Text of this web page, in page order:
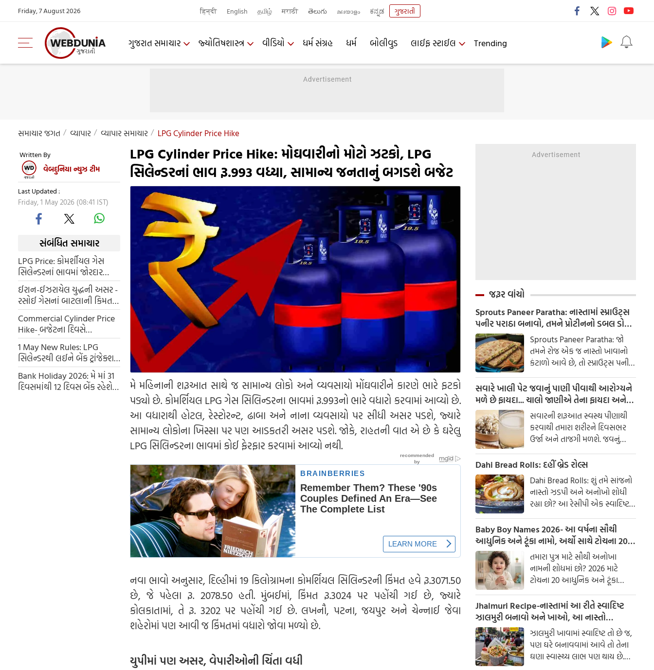
Friday, 7 August 2026 हिन्दी English தமிழ் मराठी తెలుగు മലയാളം ಕನ್ನಡ ગુજરાતી
ગુજરાત સમાચાર જ્યોતિષશાસ્ત્ર વીડિયો ધર્મ સંગ્રહ ધર્મ બોલીવુડ લાઈફ સ્ટાઈલ Trending
સમાચાર જગત વ્યાપાર વ્યાપાર સમાચાર LPG Cylinder Price Hike
Written By
વેબદુનિયા ન્યુઝ ટીમ
Last Updated :
Friday, 1 May 2026 (08:41 IST)
સંબંધિત સમાચાર
LPG Price: કોમર્શીયલ ગેસ
સિલેન્ડરનાં ભાવમાં જોરદાર
વધારો, જાણો મુખ્ય શહેરોમાં
કિંમત, ઘરેલું Cylinder નાં ભાવ
કેટલા ?
ઈરાન-ઈઝરાયેલ યુદ્ધની અસર -
રસોઈ ગેસનાં બાટલાની કિમત
વધી, જાણો દિલ્હી-મુંબઈ થી
લઈને મોટા શહેરોના લેટેસ્ટ ભાવ
Commercial Cylinder Price
Hike- બજેટના દિવસે
કોમર્શિયલ સિલિન્ડર વધુ મોંઘા
થયા, ભાવમાં 50નો વધારો થયો.
1 May New Rules: LPG
સિલેન્ડરથી લઈને બેંક ટ્રાંજેક્શન
સુધી, 1 મે થી બદલાય જશે આ 10
નિયમ, તમારા ખિસ્સા પર પડશે
અસર
Bank Holiday 2026: મે માં 31
દિવસમાંથી 12 દિવસ બેંક રહેશે
LPG Cylinder Price Hike: મોઘવારીનો મોટો ઝટકો, LPG
સિલેન્ડરનાં ભાવ રૂ.993 વધ્યા, સામાન્ય જનતાનું બગડશે બજેટ
મે મહિનાની શરૂઆત સાથે જ સામાન્ય લોકો અને વ્યવસાયો મોંઘવારીને કારણે ભારે ફટકો
પડ્યો છે. કોમર્શિયલ LPG ગેસ સિલિન્ડરના ભાવમાં રૂ.993નો ભારે વધારો કરવામાં આવ્યો છે.
આ વધારાથી હોટલ, રેસ્ટોરન્ટ, ઢાબા અને નાના વ્યવસાયો પર સીધી અસર પડશે, જ્યારે
સામાન્ય લોકોના ખિસ્સા પર પણ આડકતરી અસર પડશે. જોકે, રાહતની વાત એ છે કે ઘરેલુ
LPG સિલિન્ડરના ભાવમાં કોઈ ફેરફાર કરવામાં આવ્યો નથી.
નવા ભાવો અનુસાર, દિલ્હીમાં 19 કિલોગ્રામના કોમર્શિયલ સિલિન્ડરની કિંમત હવે રૂ.3071.50
છે, જે પહેલા રૂ. 2078.50 હતી. મુંબઈમાં, કિંમત રૂ.3024 પર પહોંચી ગઈ છે, જ્યારે
કોલકાતામાં, તે રૂ. 3202 પર પહોંચી ગઈ છે. લખનૌ, પટના, જયપુર અને ચેન્નાઈ જેવા
શહેરોમાં પણ આવી જ કિંમતમાં વધારો જોવા મળ્યો છે.
યુપીમાં પણ અસર, વેપારીઓની ચિંતા વધી
જરૂર વાંચો
Sprouts Paneer Paratha: નાસ્તામાં સ્પ્રાઉટ્સ
પનીર પરાઠા બનાવો, તમને પ્રોટીનનો ડબલ ડોઝ
મળશે
Sprouts Paneer Paratha: જો
તમને રોજ એક જ નાસ્તો ખાવાનો
કંટાળો આવે છે, તો સ્પ્રાઉટ્સ પનીર
પરાઠા બનાવવાનો પ્રયાસ કરો. તે
માત્ર સ્વાદિષ્ટ જ નથી પણ તમારા
સ્વાસ્થ્ય માટે અતિ ફાયદાકારક પણ
સવારે ખાલી પેટ જવાનું પાણી પીવાથી આરોગ્યને
મળે છે ફાયદા... ચાલો જાણીએ તેના ફાયદા અને
ઉપયોગ કરવાની યોગ્ય રીતસવારની શરૂઆત સ્વસ્થ પીણાથી
કરવાથી તમારા શરીરને દિવસભર
ઉર્જા અને તાજગી મળશે. જવનું
પાણી એક ઉત્તમ ઘરેલું ઉપાય
માનવામાં આવે છે, જે ખાસ કરીને
ઉનાળામાં ઠંડક આપે છે
Dahi Bread Rolls: દહીં બ્રેડ રોલ્સ
Dahi Bread Rolls: શું તમે સાંજનો
નાસ્તો ઝડપી અને અનોખો શોધી
રહ્યા છો? આ રેસીપી એક સ્વાદિષ્ટ
વિકલ્પ આપે છે જે બહારથી ક્રિસ્પી
અને અંદરથી અતિ નરમ છે. મસાલા
અને ક્રીમી ટેક્સચરનું સંપૂર્ણ મિશ્રણ
તેને બધી ઉંમરના લોકોમાં પ્રિય
બનાવે છે.
Baby Boy Names 2026- આ વર્ષના સૌથી
આધુનિક અને ટૂંકા નામો, અર્થો સાથે ટોચના 20
નામોની યાદી જુઓ.તમારા પુત્ર માટે સૌથી અનોખા
નામની શોધમાં છો? 2026 માટે
ટોચના 20 આધુનિક અને ટૂંકા
બાળક છોકરાના નામોની યાદી
તપાસો, અર્થો સાથે, જે તમારા
બાળકને એક સુંદર ઓળખ આપશે.
Jhalmuri Recipe-નાસ્તામાં આ રીતે સ્વાદિષ્ટ
ઝાલમુરી બનાવો અને ખાઓ, આ નાસ્તો
મસાલેદાર અને સ્વાદિષ્ટ છે.ઝાલમુરી ખાવામાં સ્વાદિષ્ટ તો છે જ,
પણ ઘરે બનાવવામાં આવે તો તેના
ઘણા સ્વાસ્થ્ય લાભ પણ થાય છે.